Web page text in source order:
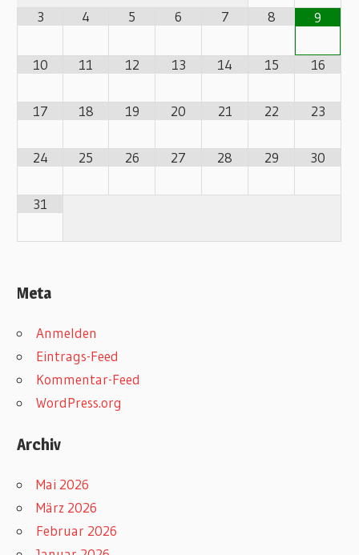
3 4 5 6 7 8 9
10 11 12 13 14 15 16
17 18 19 20 21 22 23
24 25 26 27 28 29 30
31
Meta
Anmelden
Eintrags-Feed
Kommentar-Feed
WordPress.org
Archiv
Mai 2026
März 2026
Februar 2026